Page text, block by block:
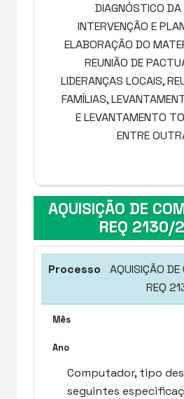
DIAGNÓSTICO DA
INTERVENÇÃO E
ELABORAÇÃO DO
REUNIÃO DE
LIDERANÇAS LOCAIS,
FAMÍLIAS,
E LEVANTAMENTO
ENTRE
AQUISIÇÃO DE
REQ 2130/
AQUISIÇÃO
REQ
Computador, tipo
seguintes